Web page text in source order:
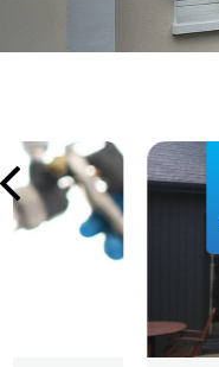
12
mai